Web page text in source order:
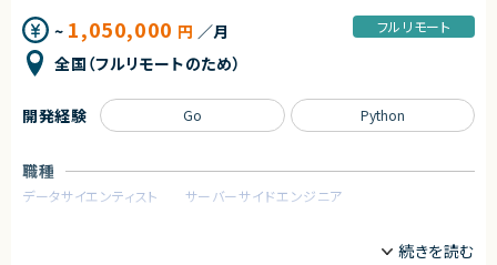
迅速なキャッチアップを求められますが横断的に事業に関わることで様々な
開発環境に携わることができます。
今回は開発支援のプロジェクトの増加に基づき、開発業務から開発支援を
行っていただくフルスタックエンジニアを募集します！
■募集背景
テックリード室は支援を求めている各事業や全社横断的なプロジェクトにた
単に技術に精通しているだけではなく、事業を成長させ続けるために技術
を最大限に活用するといった技術投資の目線と、開発組織を牽引していくこ
とができるリーダーシップを持った、CTOやテックリード等の経験を持った仲
~ 1,050,000 円 ／月
全国（フルリモートのため）
フルリモート
職種
データサイエンティスト サーバーサイドエンジニア
開発経験 Go Python